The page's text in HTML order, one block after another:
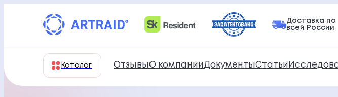
содержимому
Доставка по
всей России
Каталог Отзывы О компании Документы Статьи